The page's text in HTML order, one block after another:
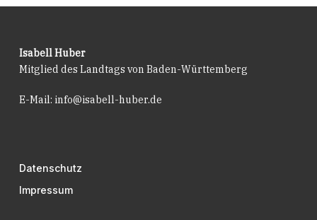
Isabell Huber
Mitglied des Landtags von Baden-Württemberg
E-Mail: info@isabell-huber.de
Datenschutz
Impressum